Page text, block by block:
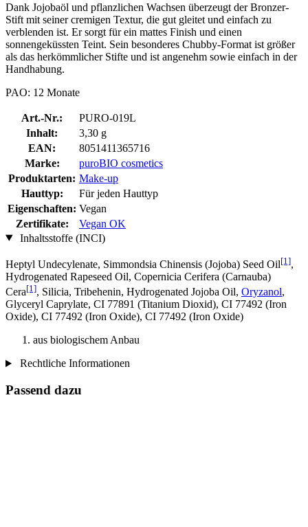
Dank Jojobaöl und pflanzlichen Wachsen überzeugt der Bronzer-
Stift mit seiner cremigen Textur, die gut gleitet und einfach zu
verblenden ist. Er sorgt für ein mattes Finish und einen
sonnengeküssten Teint. Sein besonderes Chubby-Format ist größer
als das herkömmlicher Stifte und ist angenehm sowie einfach in der
Handhabung.
PAO: 12 Monate
Art.-Nr.:
PURO-019L
Inhalt:
3,30 g
EAN:
8051411365716
Marke:
puroBIO cosmetics
Produktarten: Make-up
Hauttyp:
Für jeden Hauttyp
Eigenschaften: Vegan
Zertifikate:
Vegan OK
Inhaltsstoffe (INCI)
Heptyl Undecylenate, Simmondsia Chinensis (Jojoba) Seed Oil[1],
Hydrogenated Rapeseed Oil, Copernicia Cerifera (Carnauba)
Cera[1], Silicia, Tribehenin, Hydrogenated Jojoba Oil, Oryzanol,
Glyceryl Caprylate, CI 77891 (Titanium Dioxid), CI 77492 (Iron
Oxide), CI 77492 (Iron Oxide), CI 77492 (Iron Oxide)
aus biologischem Anbau
Rechtliche Informationen
Passend dazu